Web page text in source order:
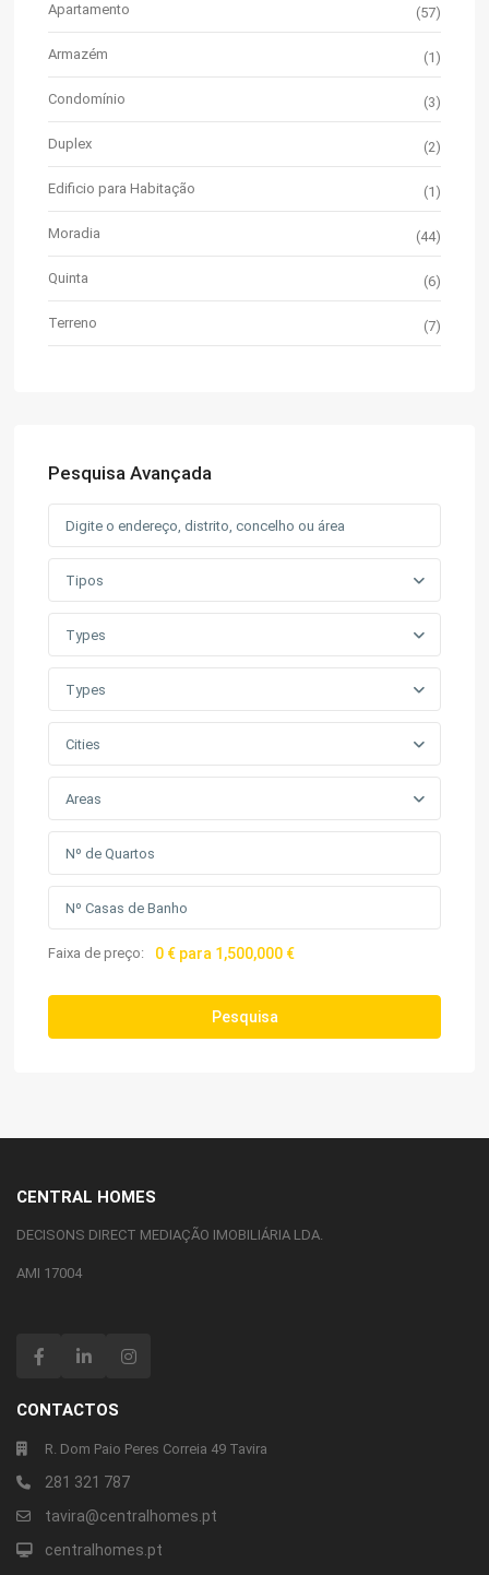
Apartamento (57)
Armazém (1)
Condomínio (3)
Duplex (2)
Edificio para Habitação (1)
Moradia (44)
Quinta (6)
Terreno (7)
Pesquisa Avançada
Tipos
Types
Types
Cities
Areas
Faixa de preço: 0 € para 1,500,000 €
Pesquisa
CENTRAL HOMES
DECISONS DIRECT MEDIAÇÃO IMOBILIÁRIA LDA.
AMI 17004
CONTACTOS
R. Dom Paio Peres Correia 49 Tavira
281 321 787
tavira@centralhomes.pt
centralhomes.pt